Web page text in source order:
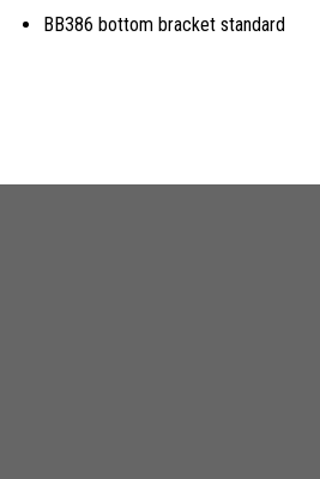
BB386 bottom bracket standard